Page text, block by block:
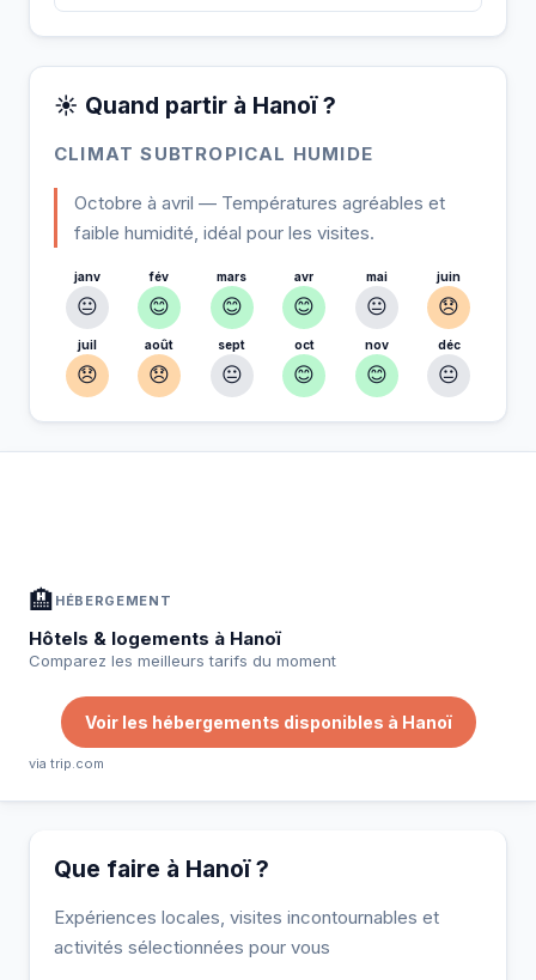
☀️ Quand partir à Hanoï ?
CLIMAT SUBTROPICAL HUMIDE
Octobre à avril — Températures agréables et
faible humidité, idéal pour les visites.
janv
😐
fév
😊
mars
😊
avr
😊
mai
😐
juin
😞
juil
😞
août
😞
sept
😐
oct
😊
nov
😊
déc
😐
🏨 HÉBERGEMENT
Hôtels & logements à Hanoï
Comparez les meilleurs tarifs du moment
Voir les hébergements disponibles à Hanoï
via trip.com
Que faire à Hanoï ?
Expériences locales, visites incontournables et
activités sélectionnées pour vous